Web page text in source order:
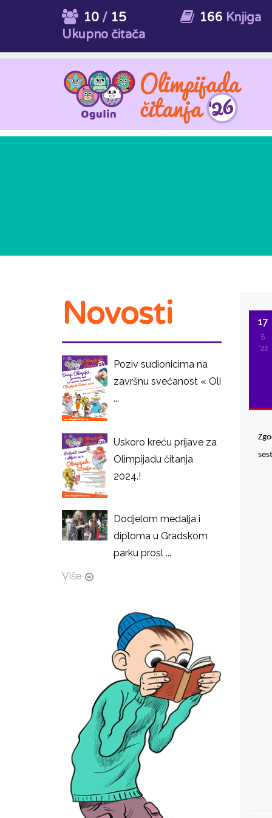
10/ 15
Ukupno čitača
166 Knjiga
17
5
'22
Novosti
Poziv sudionicima na
završnu svečanost « Oli
...
Uskoro kreću prijave za
Olimpijadu čitanja
2024.!
Dodjelom medalja i
diploma u Gradskom
parku prosl ...
Više